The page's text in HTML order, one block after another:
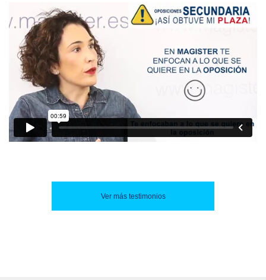
Ver más testimonios